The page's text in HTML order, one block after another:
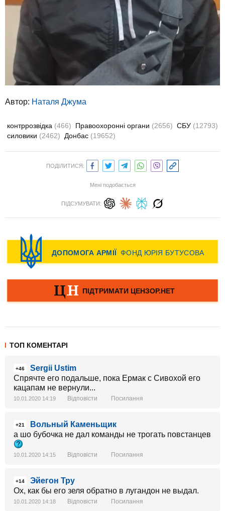
Автор: Наталя Джума
контррозвідка (466) Правоохоронні органи (2656) СБУ (12793)
силовики (2462) Донбас (19652)
ПОДІЛИТИСЯ:
Мені подобається
ПІДСУМУВАТИ:
ТОП КОМЕНТАРІ
+46
Sergii Ustim
Спрячте его подальше, пока Ермак с Сивохой его
кацапам не вернули...
10.01.2020 14:19 Відповісти Посилання
+21
Вольный Каменьщик
а шо бубочка не дал команды не трогать повстанцев
10.01.2020 14:15 Відповісти Посилання
+14
Эйегон Тру
Ох, как бы его зеля обратно в лугандон не выдал.
10.01.2020 14:18 Відповісти Посилання